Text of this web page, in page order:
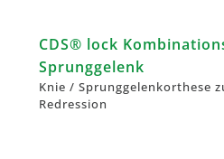
CDS® lock
Sprunggelenk
Knie / Sprunggelenkorthese
Redression